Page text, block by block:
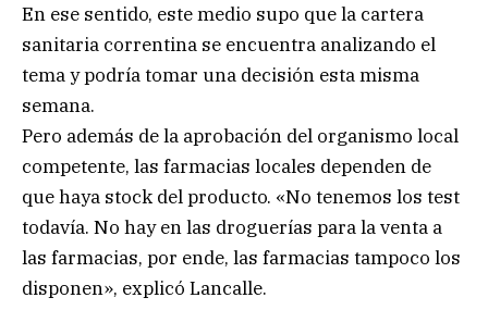
En ese sentido, este medio supo que la cartera
sanitaria correntina se encuentra analizando el
tema y podría tomar una decisión esta misma
semana.
Pero además de la aprobación del organismo local
competente, las farmacias locales dependen de
que haya stock del producto. «No tenemos los test
todavía. No hay en las droguerías para la venta a
las farmacias, por ende, las farmacias tampoco los
disponen», explicó Lancalle.